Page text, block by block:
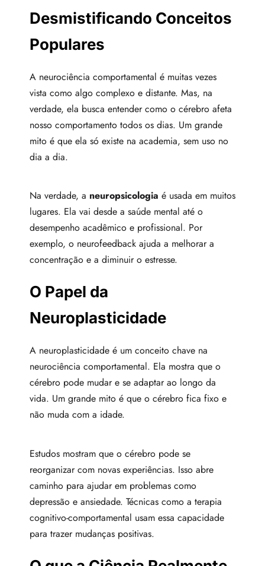
Desmistificando Conceitos
Populares
A neurociência comportamental é muitas vezes
vista como algo complexo e distante. Mas, na
verdade, ela busca entender como o cérebro afeta
nosso comportamento todos os dias. Um grande
mito é que ela só existe na academia, sem uso no
dia a dia.
Na verdade, a neuropsicologia é usada em muitos
lugares. Ela vai desde a saúde mental até o
desempenho acadêmico e profissional. Por
exemplo, o neurofeedback ajuda a melhorar a
concentração e a diminuir o estresse.
O Papel da
Neuroplasticidade
A neuroplasticidade é um conceito chave na
neurociência comportamental. Ela mostra que o
cérebro pode mudar e se adaptar ao longo da
vida. Um grande mito é que o cérebro fica fixo e
não muda com a idade.
Estudos mostram que o cérebro pode se
reorganizar com novas experiências. Isso abre
caminho para ajudar em problemas como
depressão e ansiedade. Técnicas como a terapia
cognitivo-comportamental usam essa capacidade
para trazer mudanças positivas.